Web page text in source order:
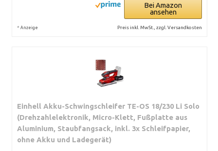
Bei Amazon
ansehen
* Anzeige Preis inkl. MwSt., zzgl. Versandkosten
Einhell Akku-Schwingschleifer TE-OS 18/230 Li Solo
(Drehzahlelektronik, Micro-Klett, Fußplatte aus
Aluminium, Staubfangsack, inkl. 3x Schleifpapier,
ohne Akku und Ladegerät)